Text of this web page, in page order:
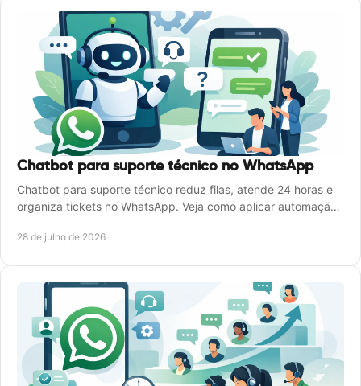
Chatbot para suporte técnico no WhatsApp
Chatbot para suporte técnico reduz filas, atende 24 horas e
organiza tickets no WhatsApp. Veja como aplicar automação
28 de julho de 2026